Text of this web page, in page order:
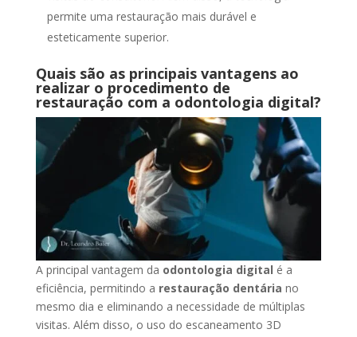
permite uma restauração mais durável e
esteticamente superior.
Quais são as principais vantagens ao
realizar o procedimento de
restauração com a odontologia digital?
A principal vantagem da odontologia digital é a
eficiência, permitindo a restauração dentária no
mesmo dia e eliminando a necessidade de múltiplas
visitas. Além disso, o uso do escaneamento 3D